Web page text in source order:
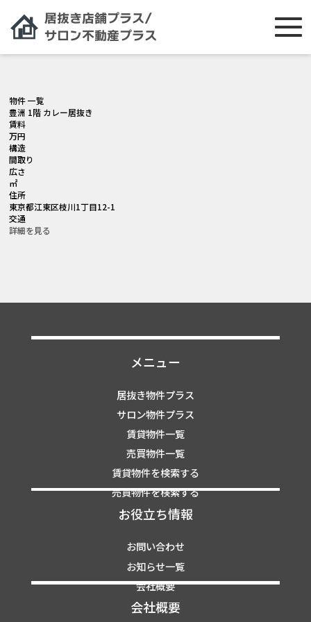
物件 一覧
豊洲 1階 カレー居抜き
賃料
万円
構造
間取り
広さ
㎡
住所
東京都江東区枝川1丁目12-1
交通
詳細を見る
メニュー
居抜き物件プラス
サロン物件プラス
賃貸物件一覧
売買物件一覧
賃貸物件を検索する
売買物件を検索する
お役立ち情報
お問い合わせ
お知らせ一覧
会社概要
会社概要